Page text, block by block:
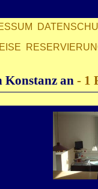
Konstanz an - 1